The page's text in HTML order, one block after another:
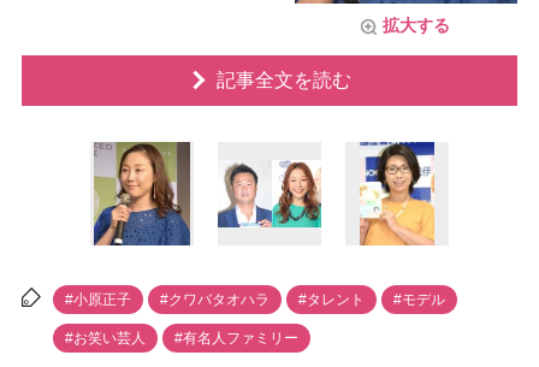
拡大する
記事全文を読む
#小原正子 #クワバタオハラ #タレント #モデル
#お笑い芸人 #有名人ファミリー